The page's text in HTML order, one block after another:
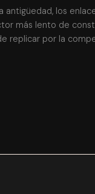
los
más lento de
replicar por la